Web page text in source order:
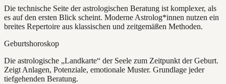
Die technische Seite der astrologischen Beratung ist komplexer, als
es auf den ersten Blick scheint. Moderne Astrolog*innen nutzen ein
breites Repertoire aus klassischen und zeitgemäßen Methoden.
Geburtshoroskop
Die astrologische „Landkarte“ der Seele zum Zeitpunkt der Geburt.
Zeigt Anlagen, Potenziale, emotionale Muster. Grundlage jeder
tiefgehenden Beratung.